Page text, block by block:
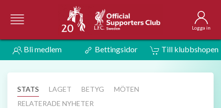
Logga in
Bli medlem Bettingsidor Till klubbshopen
STATS LAGET BETYG
MÖTEN
RELATERADE NYHETER